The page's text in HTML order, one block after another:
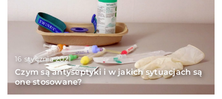
16 stycznia 2021
Czym są antyseptyki i w jakich sytuacjach są
one stosowane?